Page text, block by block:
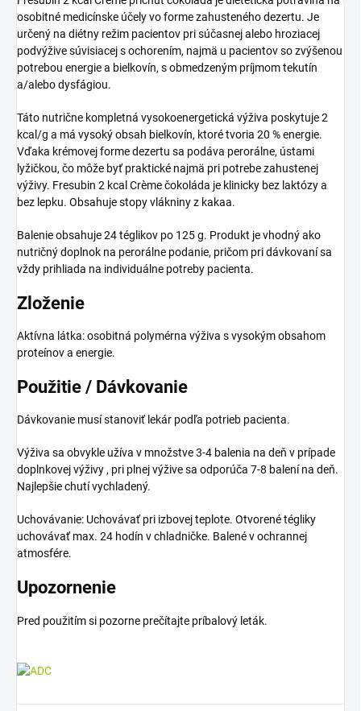
osobitné medicínske účely vo forme zahusteného dezertu. Je
určený na diétny režim pacientov pri súčasnej alebo hroziacej
podvýžive súvisiacej s ochorením, najmä u pacientov so zvýšenou
potrebou energie a bielkovín, s obmedzeným príjmom tekutín
a/alebo dysfágiou.
Táto nutrične kompletná vysokoenergetická výživa poskytuje 2
kcal/g a má vysoký obsah bielkovín, ktoré tvoria 20 % energie.
Vďaka krémovej forme dezertu sa podáva perorálne, ústami
lyžičkou, čo môže byť praktické najmä pri potrebe zahustenej
výživy. Fresubin 2 kcal Crème čokoláda je klinicky bez laktózy a
bez lepku. Obsahuje stopy vlákniny z kakaa.
Balenie obsahuje 24 téglikov po 125 g. Produkt je vhodný ako
nutričný doplnok na perorálne podanie, pričom pri dávkovaní sa
vždy prihliada na individuálne potreby pacienta.
Zloženie
Aktívna látka: osobitná polymérna výživa s vysokým obsahom
proteínov a energie.
Použitie / Dávkovanie
Dávkovanie musí stanoviť lekár podľa potrieb pacienta.
Výživa sa obvykle užíva v množstve 3-4 balenia na deň v prípade
doplnkovej výživy , pri plnej výžive sa odporúča 7-8 balení na deň.
Najlepšie chutí vychladený.
Uchovávanie: Uchovávať pri izbovej teplote. Otvorené tégliky
uchovávať max. 24 hodín v chladničke. Balené v ochrannej
atmosfére.
Upozornenie
Pred použitím si pozorne prečítajte príbalový leták.